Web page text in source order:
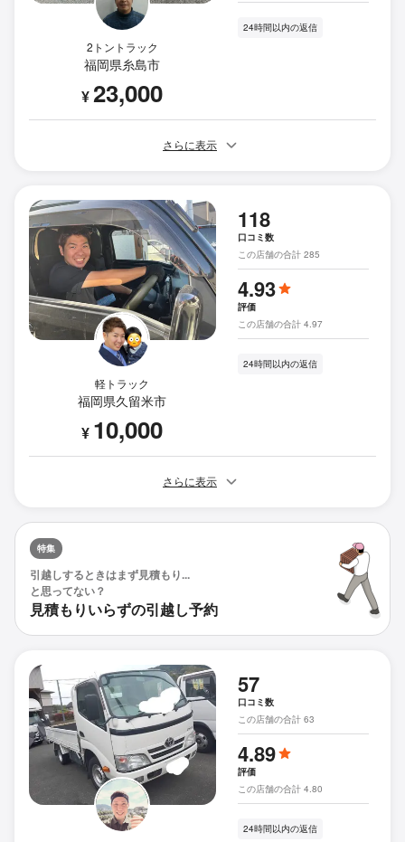
2トントラック
福岡県糸島市
¥23,000
24時間以内の返信
さらに表示
軽トラック
福岡県久留米市
¥ 10,000
118
口コミ数
この店舗の合計 285
4.93
評価
この店舗の合計 4.97
24時間以内の返信
さらに表示
特集
引越しするときはまず見積もり...
と思ってない？
見積もりいらずの引越し予約
57
口コミ数
この店舗の合計 63
4.89
評価
この店舗の合計 4.80
24時間以内の返信